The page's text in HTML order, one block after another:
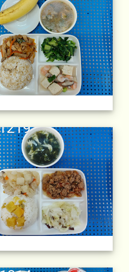
日更新-111學年度) 午